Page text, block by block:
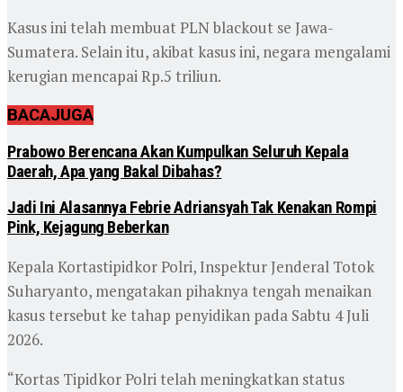
Kasus ini telah membuat PLN blackout se Jawa-
Sumatera. Selain itu, akibat kasus ini, negara mengalami
kerugian mencapai Rp.5 triliun.
BACAJUGA
Prabowo Berencana Akan Kumpulkan Seluruh Kepala
Daerah, Apa yang Bakal Dibahas?
Jadi Ini Alasannya Febrie Adriansyah Tak Kenakan Rompi
Pink, Kejagung Beberkan
Kepala Kortastipidkor Polri, Inspektur Jenderal Totok
Suharyanto, mengatakan pihaknya tengah menaikan
kasus tersebut ke tahap penyidikan pada Sabtu 4 Juli
2026.
“Kortas Tipidkor Polri telah meningkatkan status